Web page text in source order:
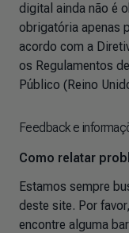
digital ainda não é
obrigatória apenas
acordo com a
os Regulamentos
Público (Reino
Feedback e
Como relatar
Estamos sempre
deste site. Por
encontre alguma